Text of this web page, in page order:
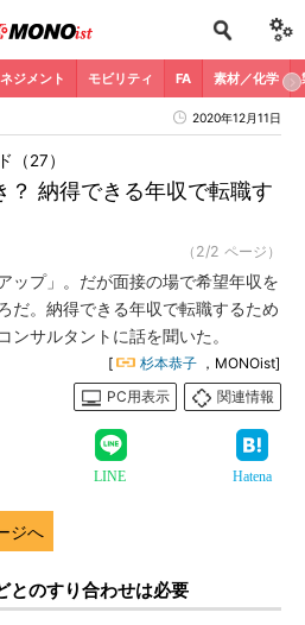
ジメント モビリティ FA 素材／化学
2020年12月11日
？ 納得できる年収で転職す
（27）
（2/2 ページ）
ップ」。だが面接の場で希望年収を
だ。納得できる年収で転職するため
ンサルタントに話を聞いた。
[ 杉本恭子 ，MONOist]
PC用表示
関連情報
LINE Hatena
ジへ
とのすり合わせは必要